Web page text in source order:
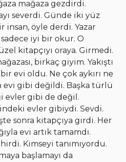
mağaza gezdirdi.
severdi. Günde iki yüz
insan, öyle derdi. Yazar
iyi bir okur. O
kitapçıyı oraya. Girmedi.
birkaç giyim. Yakıştı
bir evi oldu. Ne çok aykırı ne
evi gibi değildi. Başka türlü
evler gibi de değil.
evler gibiydi. Sevdi.
sonra kitapçıya girdi. Her
evi artık tamamdı.
Kimseyi tanımıyordu.
başlamayı da